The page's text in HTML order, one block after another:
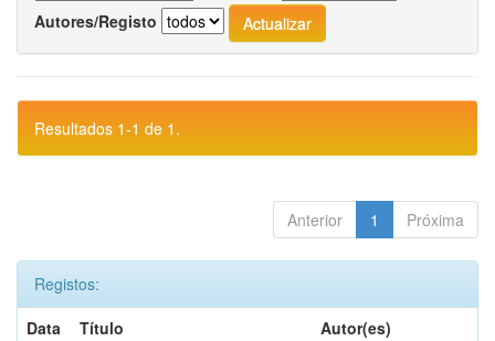
Autores/Registo
Resultados 1-1 de 1.
Anterior 1 Próxima
Registos:
Data
Título
Autor(es)